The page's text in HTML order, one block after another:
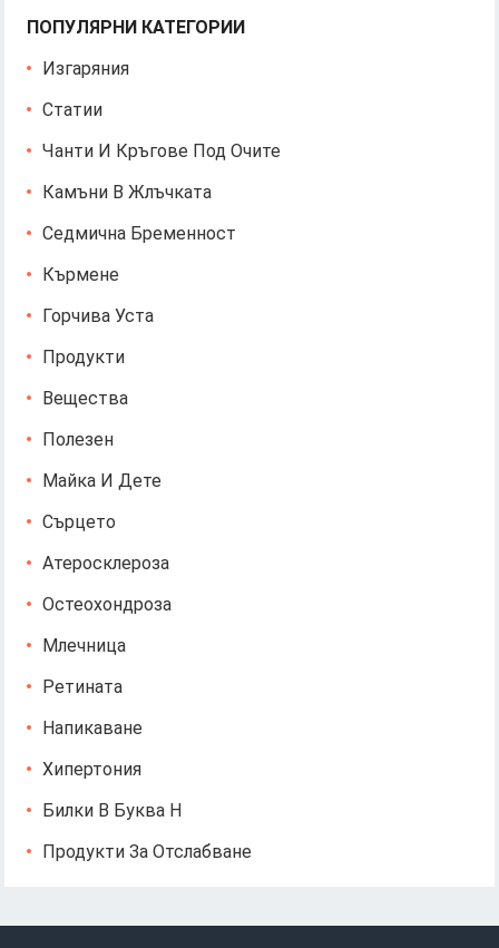
ПОПУЛЯРНИ КАТЕГОРИИ
Изгаряния
Статии
Чанти И Кръгове Под Очите
Камъни В Жлъчката
Седмична Бременност
Кърмене
Горчива Уста
Продукти
Вещества
Полезен
Майка И Дете
Сърцето
Атеросклероза
Остеохондроза
Млечница
Ретината
Напикаване
Хипертония
Билки В Буква Н
Продукти За Отслабване